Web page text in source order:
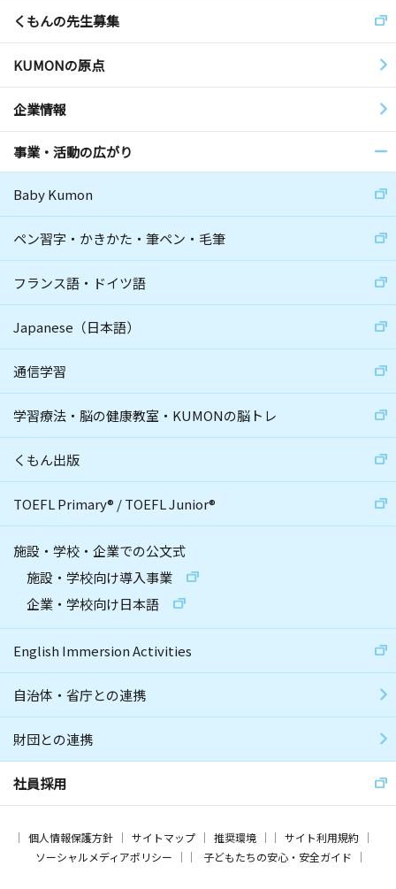
くもんの先生募集
KUMONの原点
企業情報
事業・活動の広がり
Baby Kumon
ペン習字・かきかた・筆ペン・毛筆
フランス語・ドイツ語
Japanese（日本語）
通信学習
学習療法・脳の健康教室・KUMONの脳トレ
くもん出版
TOEFL Primary® /TOEFL Junior®
施設・学校・企業での公文式
施設・学校向け導入事業
企業・学校向け日本語
English Immersion Activities
自治体・省庁との連携
財団との連携
社員採用
個人情報保護方針 サイトマップ 推奨環境
サイト利用規約
ソーシャルメディアポリシー
子どもたちの安心・安全ガイド